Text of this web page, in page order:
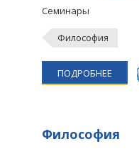
Семинары
Философия
ПОДРОБНЕЕ
Философия